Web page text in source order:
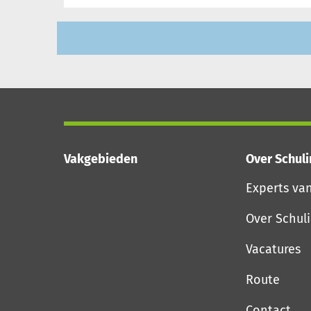
Vakgebieden
Over
Experts
Over
Vacatures
Route